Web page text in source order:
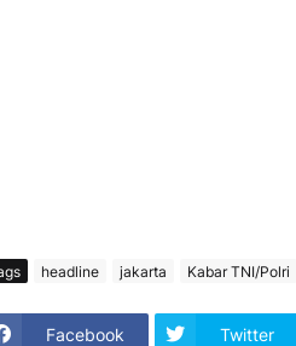
headline jakarta Kabar TNI/Polri
Facebook Twitter